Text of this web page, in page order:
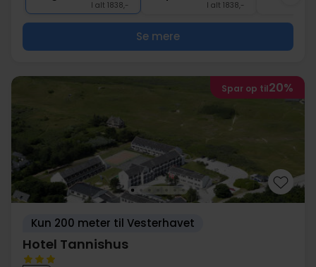
I alt 1838,- I alt 1838,-
Se mere
Spar op til20%
Kun 200 meter til Vesterhavet
Hotel Tannishus